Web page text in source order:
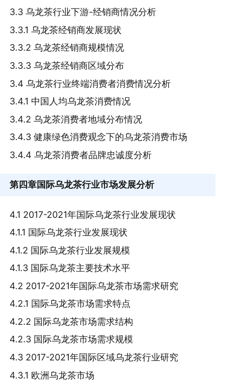
3.3 乌龙茶行业下游-经销商情况分析
3.3.1 乌龙茶经销商发展现状
3.3.2 乌龙茶经销商规模情况
3.3.3 乌龙茶经销商区域分布
3.4 乌龙茶行业终端消费者消费情况分析
3.4.1 中国人均乌龙茶消费情况
3.4.2 乌龙茶消费者地域分布情况
3.4.3 健康绿色消费观念下的乌龙茶消费市场
3.4.4 乌龙茶消费者品牌忠诚度分析
第四章国际乌龙茶行业市场发展分析
4.1 2017-2021年国际乌龙茶行业发展现状
4.1.1 国际乌龙茶行业发展现状
4.1.2 国际乌龙茶行业发展规模
4.1.3 国际乌龙茶主要技术水平
4.2 2017-2021年国际乌龙茶市场需求研究
4.2.1 国际乌龙茶市场需求特点
4.2.2 国际乌龙茶市场需求结构
4.2.3 国际乌龙茶市场需求规模
4.3 2017-2021年国际区域乌龙茶行业研究
4.3.1 欧洲乌龙茶市场